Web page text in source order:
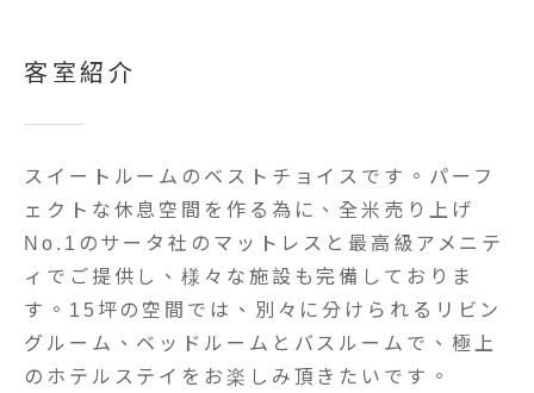
客室紹介
スイートルームのベストチョイスです。パーフ
ェクトな休息空間を作る為に、全米売り上げ
No.1のサータ社のマットレスと最高級アメニテ
ィでご提供し、様々な施設も完備しておりま
す。15坪の空間では、別々に分けられるリビン
グルーム、ベッドルームとバスルームで、極上
のホテルステイをお楽しみ頂きたいです。